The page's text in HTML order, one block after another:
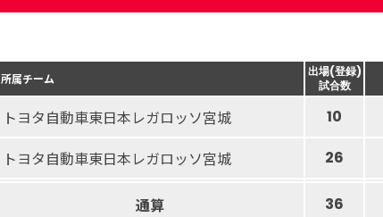
所属チーム
出場(登録)
試合数
トヨタ自動車東日本レガロッソ宮城 10
トヨタ自動車東日本レガロッソ宮城 26
通算 36